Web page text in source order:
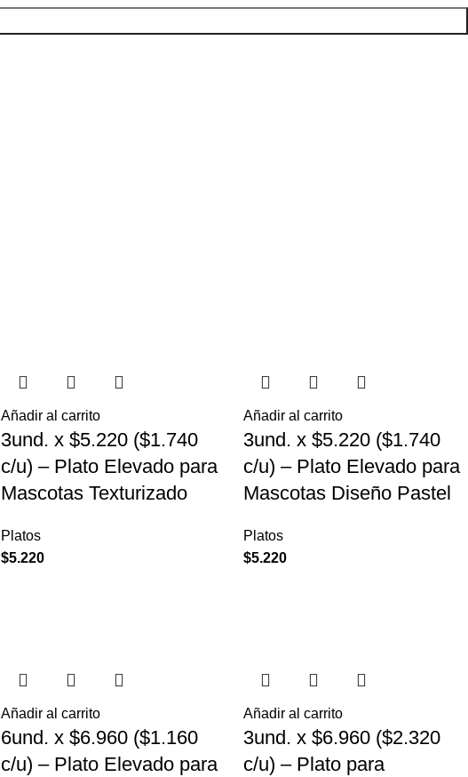
Añadir al carrito
3und. x $5.220 ($1.740
c/u) – Plato Elevado para
Mascotas Texturizado
Platos
$5.220
Añadir al carrito
3und. x $5.220 ($1.740
c/u) – Plato Elevado para
Mascotas Diseño Pastel
Platos
$5.220
Añadir al carrito
6und. x $6.960 ($1.160
c/u) – Plato Elevado para
Añadir al carrito
3und. x $6.960 ($2.320
c/u) – Plato para